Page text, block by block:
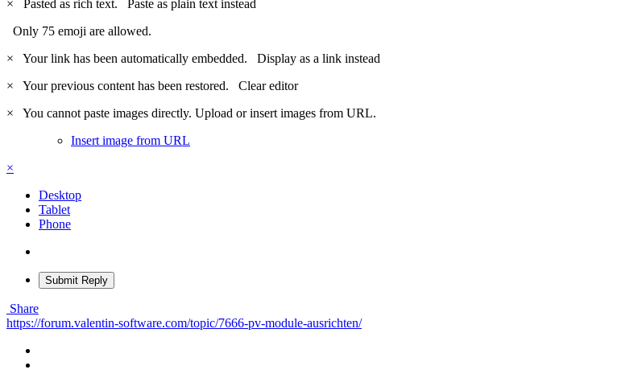
×
Pasted as rich text. Paste as plain text instead
Only 75 emoji are allowed.
×
Your link has been automatically embedded. Display as a link instead
×
Your previous content has been restored. Clear editor
×
You cannot paste images directly. Upload or insert images from URL.
Insert image from URL
×
Desktop
Tablet
Phone
Submit Reply
Share
https://forum.valentin-software.com/topic/7666-pv-module-ausrichten/